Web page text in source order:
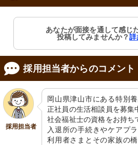
あなたが面接を通して感じ
投稿してみませんか？詳
採用担当者からのコメント
採用担当者
岡山県津山市にある特別
正社員の生活相談員を募集
社会福祉士の資格をお持ち
入退所の手続きやケアプ
利用者さまとその家族の